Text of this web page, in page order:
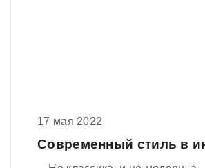
17 мая 2022
Современный стиль в